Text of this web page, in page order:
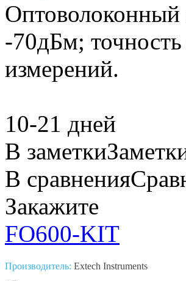
-70дБм;
измерений.
10-21 дней
В заметки
В сравнения
Закажите
FO600-KIT
Производитель: Extech Instruments